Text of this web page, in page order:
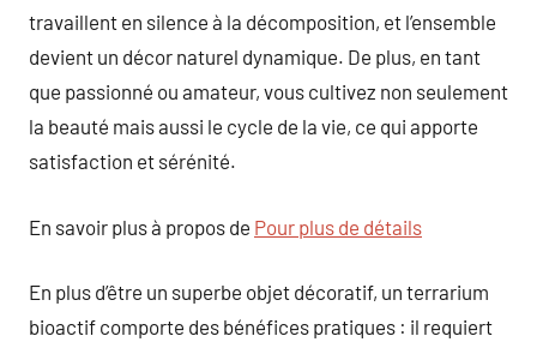
travaillent en silence à la décomposition, et l’ensemble
devient un décor naturel dynamique. De plus, en tant
que passionné ou amateur, vous cultivez non seulement
la beauté mais aussi le cycle de la vie, ce qui apporte
satisfaction et sérénité.
En savoir plus à propos de Pour plus de détails
En plus d’être un superbe objet décoratif, un terrarium
bioactif comporte des bénéfices pratiques : il requiert